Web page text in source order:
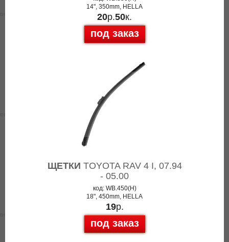
14", 350mm, HELLA
20р.50к.
под заказ
ЩЕТКИ TOYOTA RAV 4 I, 07.94
- 05.00
код: WB.450(H)
18", 450mm, HELLA
19р.
под заказ